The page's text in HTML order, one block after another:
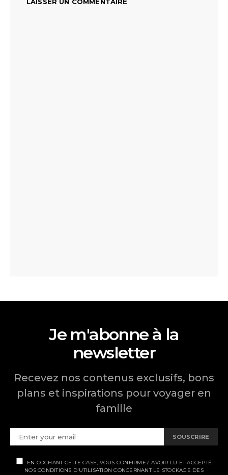
LAISSER UN COMMENTAIRE
Je m'abonne à la
newsletter
Recevez nos contenus exclusifs, bons
plans et inspirations pour voyager en
famille
SOUSCRIRE
EN COCHANT CETTE CASE, VOUS CONFIRMEZ AVOIR LU ET ACCEPTÉ
NOS CONDITIONS D'UTILISATION CONCERNANT LE STOCKAGE DES